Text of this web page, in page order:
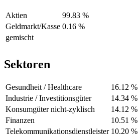
Aktien
99.83 %
Geldmarkt/Kasse 0.16 %
gemischt
Sektoren
Gesundheit / Healthcare
16.12 %
Industrie / Investitionsgüter
14.34 %
Konsumgüter nicht-zyklisch
14.12 %
Finanzen
10.51 %
Telekommunikationsdienstleister 10.20 %